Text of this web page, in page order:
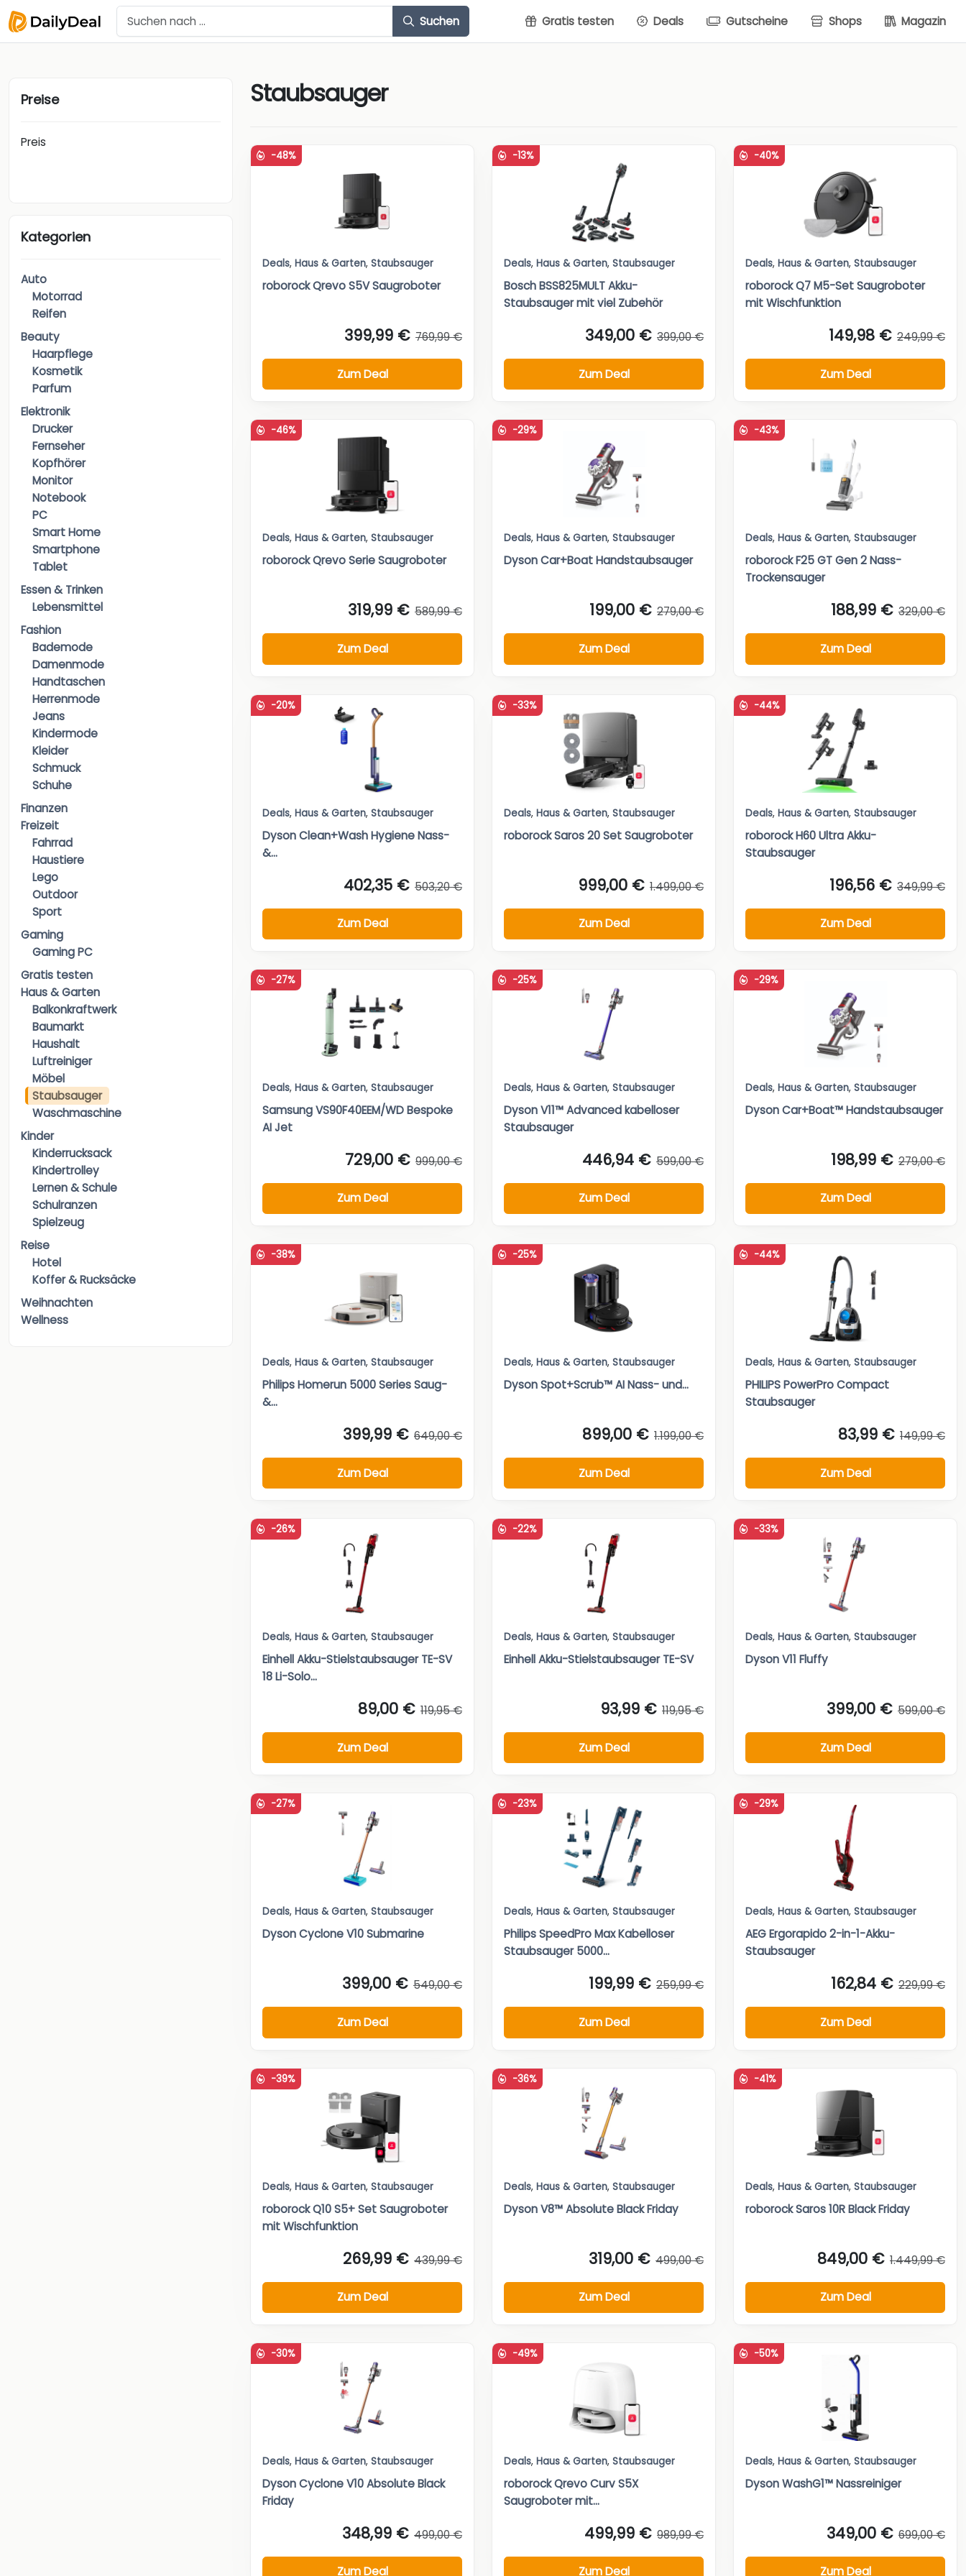
Suchen Gratis testen Deals Gutscheine Shops Magazin
Preise
Preis
Kategorien
Auto
Motorrad
Reifen
Beauty
Haarpflege
Kosmetik
Parfum
Elektronik
Drucker
Fernseher
Kopfhörer
Monitor
Notebook
PC
Smart Home
Smartphone
Tablet
Essen & Trinken
Lebensmittel
Fashion
Bademode
Damenmode
Handtaschen
Herrenmode
Jeans
Kindermode
Kleider
Schmuck
Schuhe
Finanzen
Freizeit
Fahrrad
Haustiere
Lego
Outdoor
Sport
Gaming
Gaming PC
Gratis testen
Haus & Garten
Balkonkraftwerk
Baumarkt
Haushalt
Luftreiniger
Möbel
Staubsauger
Waschmaschine
Kinder
Kinderrucksack
Kindertrolley
Lernen & Schule
Schulranzen
Spielzeug
Reise
Hotel
Koffer & Rucksäcke
Weihnachten
Wellness
Staubsauger
-48%
Deals, Haus & Garten, Staubsauger
roborock Qrevo S5V Saugroboter
399,99 € 769,99 €
Zum Deal
-13%
Deals, Haus & Garten, Staubsauger
Bosch BSS825MULT Akku-
Staubsauger mit viel Zubehör
349,00 € 399,00 €
Zum Deal
-40%
Deals, Haus & Garten, Staubsauger
roborock Q7 M5-Set Saugroboter
mit Wischfunktion
149,98 € 249,99 €
Zum Deal
-46%
Deals, Haus & Garten, Staubsauger
roborock Qrevo Serie Saugroboter
319,99 € 589,99 €
Zum Deal
-29%
Deals, Haus & Garten, Staubsauger
Dyson Car+Boat Handstaubsauger
199,00 € 279,00 €
Zum Deal
-43%
Deals, Haus & Garten, Staubsauger
roborock F25 GT Gen 2 Nass-
Trockensauger
188,99 € 329,00 €
Zum Deal
-20%
Deals, Haus & Garten, Staubsauger
Dyson Clean+Wash Hygiene Nass-
&...
402,35 € 503,20 €
Zum Deal
-33%
Deals, Haus & Garten, Staubsauger
roborock Saros 20 Set Saugroboter
999,00 € 1.499,00 €
Zum Deal
-44%
Deals, Haus & Garten, Staubsauger
roborock H60 Ultra Akku-
Staubsauger
196,56 € 349,99 €
Zum Deal
-27%
Deals, Haus & Garten, Staubsauger
Samsung VS90F40EEM/WD Bespoke
AI Jet
729,00 € 999,00 €
Zum Deal
-25%
Deals, Haus & Garten, Staubsauger
Dyson V11™ Advanced kabelloser
Staubsauger
446,94 € 599,00 €
Zum Deal
-29%
Deals, Haus & Garten, Staubsauger
Dyson Car+Boat™ Handstaubsauger
198,99 € 279,00 €
Zum Deal
-38%
Deals, Haus & Garten, Staubsauger
Philips Homerun 5000 Series Saug-
&...
399,99 € 649,00 €
Zum Deal
-25%
Deals, Haus & Garten, Staubsauger
Dyson Spot+Scrub™ AI Nass- und...
899,00 € 1.199,00 €
Zum Deal
-44%
Deals, Haus & Garten, Staubsauger
PHILIPS PowerPro Compact
Staubsauger
83,99 € 149,99 €
Zum Deal
-26%
Deals, Haus & Garten, Staubsauger
Einhell Akku-Stielstaubsauger TE-SV
18 Li-Solo...
89,00 € 119,95 €
Zum Deal
-22%
Deals, Haus & Garten, Staubsauger
Einhell Akku-Stielstaubsauger TE-SV
93,99 € 119,95 €
Zum Deal
-33%
Deals, Haus & Garten, Staubsauger
Dyson V11 Fluffy
399,00 € 599,00 €
Zum Deal
-27%
Deals, Haus & Garten, Staubsauger
Dyson Cyclone V10 Submarine
399,00 € 549,00 €
Zum Deal
-23%
Deals, Haus & Garten, Staubsauger
Philips SpeedPro Max Kabelloser
Staubsauger 5000...
199,99 € 259,99 €
Zum Deal
-29%
Deals, Haus & Garten, Staubsauger
AEG Ergorapido 2-in-1-Akku-
Staubsauger
162,84 € 229,99 €
Zum Deal
-39%
Deals, Haus & Garten, Staubsauger
roborock Q10 S5+ Set Saugroboter
mit Wischfunktion
269,99 € 439,99 €
Zum Deal
-36%
Deals, Haus & Garten, Staubsauger
Dyson V8™ Absolute Black Friday
319,00 € 499,00 €
Zum Deal
-41%
Deals, Haus & Garten, Staubsauger
roborock Saros 10R Black Friday
849,00 € 1.449,99 €
Zum Deal
-30%
Deals, Haus & Garten, Staubsauger
Dyson Cyclone V10 Absolute Black
Friday
348,99 € 499,00 €
Zum Deal
-49%
Deals, Haus & Garten, Staubsauger
roborock Qrevo Curv S5X
Saugroboter mit...
499,99 € 989,99 €
Zum Deal
-50%
Deals, Haus & Garten, Staubsauger
Dyson WashG1™ Nassreiniger
349,00 € 699,00 €
Zum Deal